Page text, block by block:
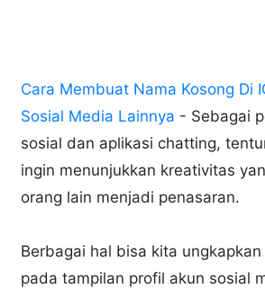
Cara Membuat Nama Kosong Di
Sosial Media Lainnya - Sebagai
sosial dan aplikasi chatting,
ingin menunjukkan kreativitas
orang lain menjadi penasaran.
Berbagai hal bisa kita
pada tampilan profil akun sosial